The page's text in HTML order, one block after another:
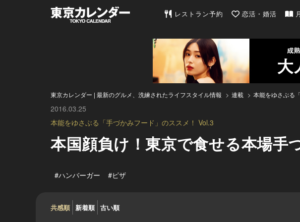
東京カレンダー | 最新のグルメ、洗練さ
レストラン予約 恋活・婚活
東京カレンダー | 最新のグルメ、洗練されたライフスタイル情報 連載 本能をゆさぶる
2016.03.25
本能をゆさぶる「手づかみフード」のススメ！ Vol.3
本国顔負け！東京で食せる本場手
#ハンバーガー #ピザ
共感順 新着順 古い順